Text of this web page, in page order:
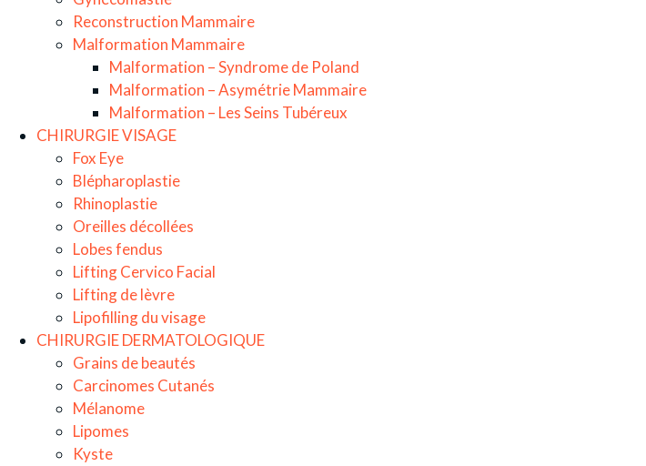
Reconstruction Mammaire
Malformation Mammaire
Malformation – Syndrome de Poland
Malformation – Asymétrie Mammaire
Malformation – Les Seins Tubéreux
CHIRURGIE VISAGE
Fox Eye
Blépharoplastie
Rhinoplastie
Oreilles décollées
Lobes fendus
Lifting Cervico Facial
Lifting de lèvre
Lipofilling du visage
CHIRURGIE DERMATOLOGIQUE
Grains de beautés
Carcinomes Cutanés
Mélanome
Lipomes
Kyste